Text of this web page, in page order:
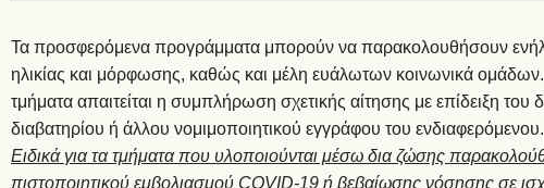
Τα προσφερόμενα προγράμματα μπορούν να παρακολουθήσουν
ηλικίας και μόρφωσης, καθώς και μέλη ευάλωτων κοινωνικά
τμήματα απαιτείται η συμπλήρωση σχετικής αίτησης με επίδειξη του
διαβατηρίου ή άλλου νομιμοποιητικού εγγράφου του ενδιαφερόμενου.
Ειδικά για τα τμήματα που υλοποιούνται μέσω δια ζώσης